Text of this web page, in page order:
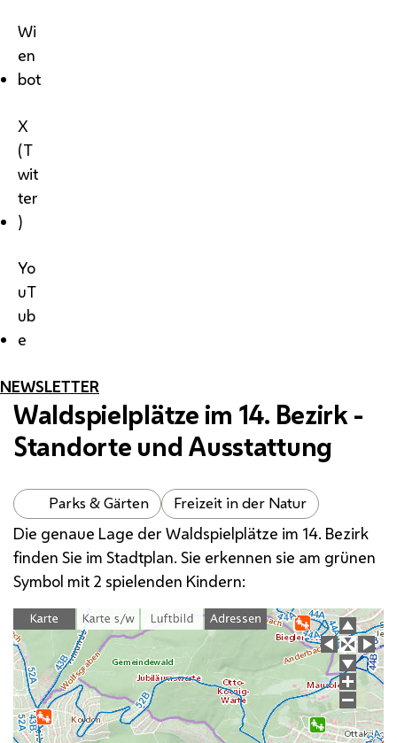
Wi
en
bot
X
(T
wit
ter
)
Yo
uT
ub
e
NEWSLETTER
Waldspielplätze im 14. Bezirk -
Standorte und Ausstattung
Parks & Gärten Freizeit in der Natur
Die genaue Lage der Waldspielplätze im 14. Bezirk
finden Sie im Stadtplan. Sie erkennen sie am grünen
Symbol mit 2 spielenden Kindern: